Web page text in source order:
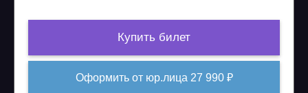
Купить билет
Оформить от юр.лица 27 990 ₽